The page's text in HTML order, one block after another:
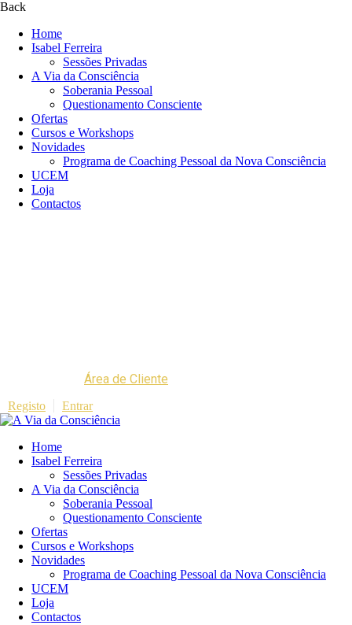
Back
Home
Isabel Ferreira
Sessões Privadas
A Via da Consciência
Soberania Pessoal
Questionamento Consciente
Ofertas
Cursos e Workshops
Novidades
Programa de Coaching Pessoal da Nova Consciência
UCEM
Loja
Contactos
Área de Cliente
Registo Entrar
Home
Isabel Ferreira
Sessões Privadas
A Via da Consciência
Soberania Pessoal
Questionamento Consciente
Ofertas
Cursos e Workshops
Novidades
Programa de Coaching Pessoal da Nova Consciência
UCEM
Loja
Contactos